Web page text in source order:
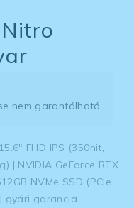
nem garantálható.
FHD IPS (350nit,
| NVIDIA GeForce RTX
NVMe SSD (PCIe
gyári garancia